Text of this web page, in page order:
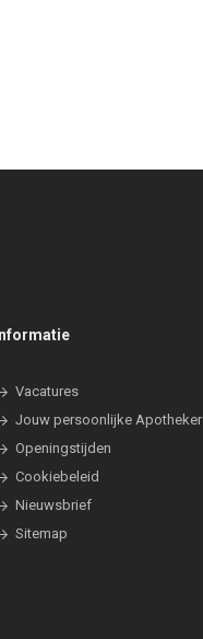
Informatie
Vacatures
Jouw persoonlijke Apotheker
Openingstijden
Cookiebeleid
Nieuwsbrief
Sitemap